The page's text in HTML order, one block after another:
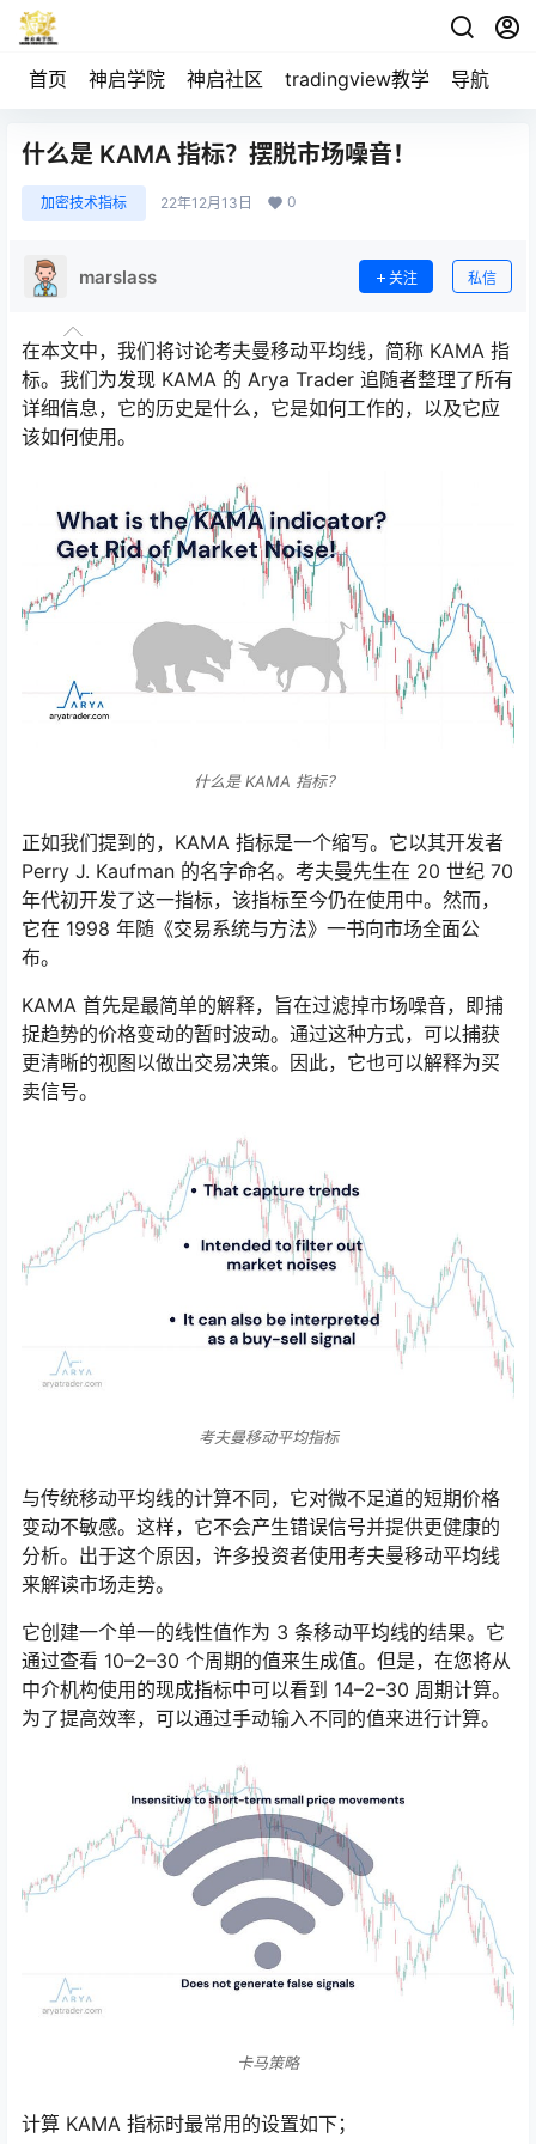
首页 神启学院 神启社区 tradingview教学 导航
什么是 KAMA 指标？摆脱市场噪音！
加密技术指标 22年12月13日 0
marslass 关注 私信
在本文中，我们将讨论考夫曼移动平均线，简称 KAMA 指
标。我们为发现 KAMA 的 Arya Trader 追随者整理了所有
详细信息，它的历史是什么，它是如何工作的，以及它应
该如何使用。
什么是 KAMA 指标？
正如我们提到的，KAMA 指标是一个缩写。它以其开发者
Perry J. Kaufman 的名字命名。考夫曼先生在 20 世纪 70
年代初开发了这一指标，该指标至今仍在使用中。然而，
它在 1998 年随《交易系统与方法》一书向市场全面公
布。
KAMA 首先是最简单的解释，旨在过滤掉市场噪音，即捕
捉趋势的价格变动的暂时波动。通过这种方式，可以捕获
更清晰的视图以做出交易决策。因此，它也可以解释为买
卖信号。
考夫曼移动平均指标
与传统移动平均线的计算不同，它对微不足道的短期价格
变动不敏感。这样，它不会产生错误信号并提供更健康的
分析。出于这个原因，许多投资者使用考夫曼移动平均线
来解读市场走势。
它创建一个单一的线性值作为 3 条移动平均线的结果。它
通过查看 10–2–30 个周期的值来生成值。但是，在您将从
中介机构使用的现成指标中可以看到 14–2–30 周期计算。
为了提高效率，可以通过手动输入不同的值来进行计算。
卡马策略
计算 KAMA 指标时最常用的设置如下；